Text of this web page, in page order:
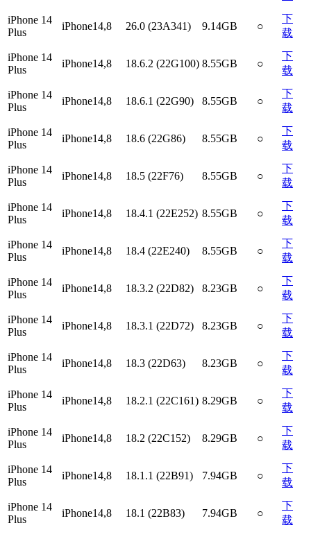
iPhone 14
Plus
iPhone14,8 26.0 (23A341) 9.14GB ○
下
载
iPhone 14
Plus
iPhone14,8 18.6.2 (22G100) 8.55GB ○
下
载
iPhone 14
Plus
iPhone14,8 18.6.1 (22G90) 8.55GB ○
下
载
iPhone 14
Plus
iPhone14,8 18.6 (22G86) 8.55GB ○
下
载
iPhone 14
Plus
iPhone14,8 18.5 (22F76) 8.55GB ○
下
载
iPhone 14
Plus
iPhone14,8 18.4.1 (22E252) 8.55GB ○
下
载
iPhone 14
Plus
iPhone14,8 18.4 (22E240) 8.55GB ○
下
载
iPhone 14
Plus
iPhone14,8 18.3.2 (22D82) 8.23GB ○
下
载
iPhone 14
Plus
iPhone14,8 18.3.1 (22D72) 8.23GB ○
下
载
iPhone 14
Plus
iPhone14,8 18.3 (22D63) 8.23GB ○
下
载
iPhone 14
Plus
iPhone14,8 18.2.1 (22C161) 8.29GB ○
下
载
iPhone 14
Plus
iPhone14,8 18.2 (22C152) 8.29GB ○
下
载
iPhone 14
Plus
iPhone14,8 18.1.1 (22B91) 7.94GB ○
下
载
iPhone 14
Plus
iPhone14,8 18.1 (22B83) 7.94GB ○
下
载